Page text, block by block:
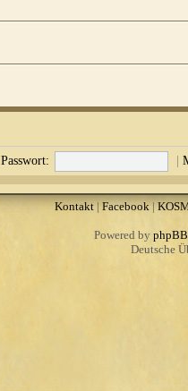
Passwort: |
Kontakt| Facebook|
Powered by phpBB
Deutsche